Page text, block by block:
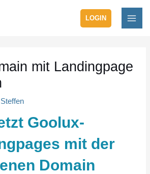
LOGIN
mit Landingpage
Steffen
Goolux-
mit der
Domain